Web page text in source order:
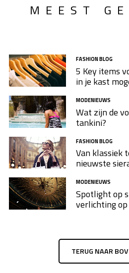
MEEST
FASHION BLOG
5 Key items
in je kast
MODENIEUWS
Wat zijn de
tankini?
FASHION BLOG
Van klassiek
nieuwste
MODENIEUWS
Spotlight op
verlichting
TERUG NAAR